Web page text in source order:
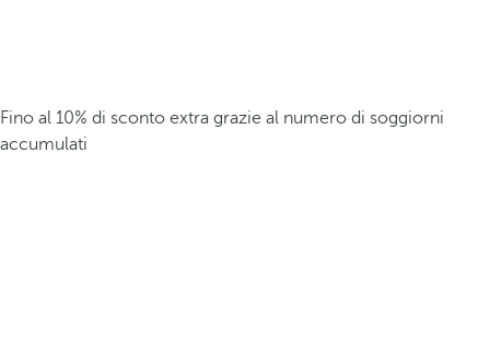
Fino al 10% di sconto extra grazie al numero di soggiorni
accumulati